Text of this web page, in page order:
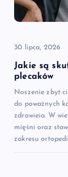
30 lipca, 2026
Jakie są
plecaków
Noszenie zbyt
do poważnych
zdrowieia. W
mięśni oraz
zakresu